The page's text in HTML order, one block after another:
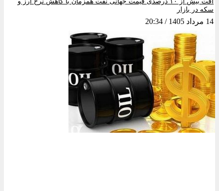
سکه در بازار
14 مرداد 1405